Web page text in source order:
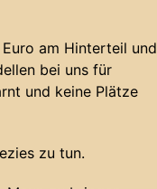
am Hinterteil
bei uns für
und keine Plätze
zu tun.